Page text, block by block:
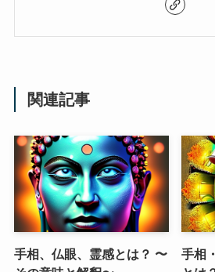
関連記事
手相、仏眼、霊感とは？ 〜
手相